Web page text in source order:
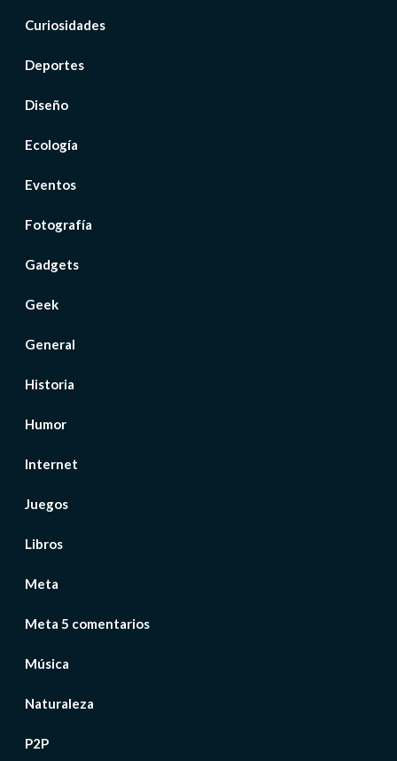
Curiosidades
Deportes
Diseño
Ecología
Eventos
Fotografía
Gadgets
Geek
General
Historia
Humor
Internet
Juegos
Libros
Meta
Meta 5 comentarios
Música
Naturaleza
P2P